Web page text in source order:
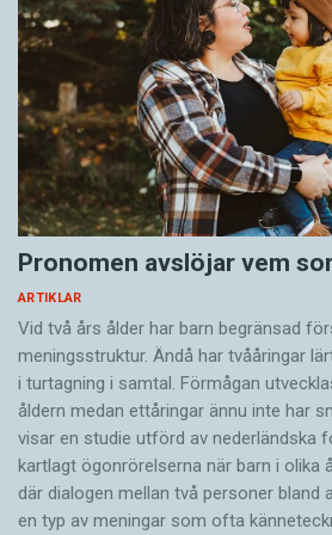
Pronomen avslöjar vem
ARTIKLAR
Vid två års ålder har barn begränsad
meningsstruktur. Ändå har tvååringar
i turtagning i samtal. Förmågan
åldern medan ettåringar ännu inte har
visar en studie utförd av nederländska
kartlagt ögonrörelserna när barn i olika
där dialogen mellan två personer bland
en typ av meningar som ofta